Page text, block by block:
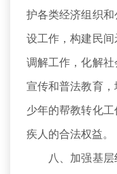
护各类经济组织
设工作，构建民
调解工作，化解
宣传和普法教育
少年的帮教转化
疾人的合法权益。
八、加强基层